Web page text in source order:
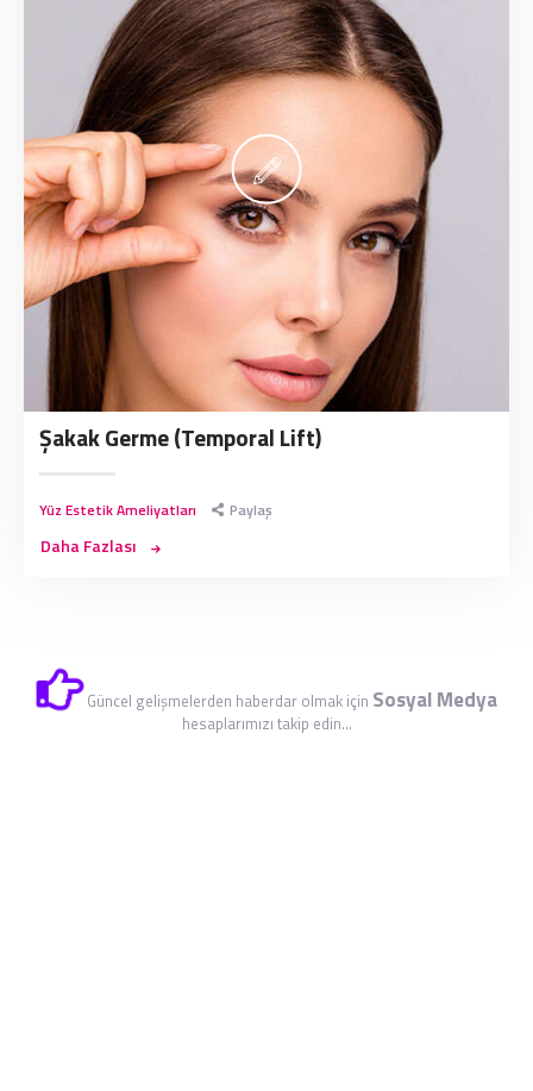
Şakak Germe (Temporal Lift)
Yüz Estetik Ameliyatları Paylaş
Daha Fazlası
Güncel gelişmelerden haberdar olmak için Sosyal Medya
hesaplarımızı takip edin...